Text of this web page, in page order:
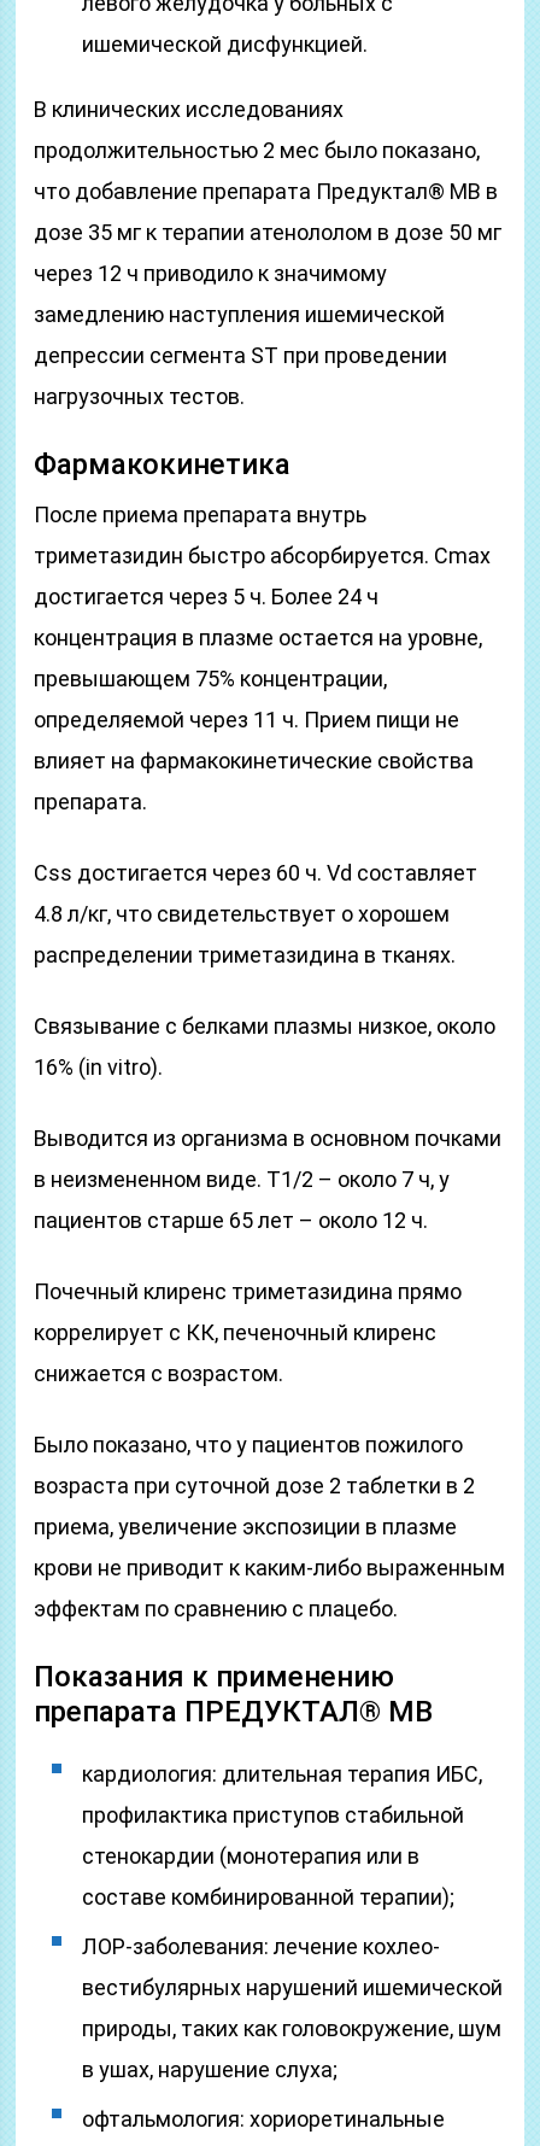
ишемической дисфункцией.
В клинических исследованиях
продолжительностью 2 мес было показано,
что добавление препарата Предуктал® МВ в
дозе 35 мг к терапии атенололом в дозе 50 мг
через 12 ч приводило к значимому
замедлению наступления ишемической
депрессии сегмента ST при проведении
нагрузочных тестов.
Фармакокинетика
После приема препарата внутрь
триметазидин быстро абсорбируется. Сmax
достигается через 5 ч. Более 24 ч
концентрация в плазме остается на уровне,
превышающем 75% концентрации,
определяемой через 11 ч. Прием пищи не
влияет на фармакокинетические свойства
препарата.
Сss достигается через 60 ч. Vd составляет
4.8 л/кг, что свидетельствует о хорошем
распределении триметазидина в тканях.
Связывание с белками плазмы низкое, около
16% (in vitro).
Выводится из организма в основном почками
в неизмененном виде. T1/2 – около 7 ч, у
пациентов старше 65 лет – около 12 ч.
Почечный клиренс триметазидина прямо
коррелирует с КК, печеночный клиренс
снижается с возрастом.
Было показано, что у пациентов пожилого
возраста при суточной дозе 2 таблетки в 2
приема, увеличение экспозиции в плазме
крови не приводит к каким-либо выраженным
эффектам по сравнению с плацебо.
Показания к применению
препарата ПРЕДУКТАЛ® МВ
кардиология: длительная терапия ИБС,
профилактика приступов стабильной
стенокардии (монотерапия или в
составе комбинированной терапии);
ЛОР-заболевания: лечение кохлео-
вестибулярных нарушений ишемической
природы, таких как головокружение, шум
в ушах, нарушение слуха;
офтальмология: хориоретинальные